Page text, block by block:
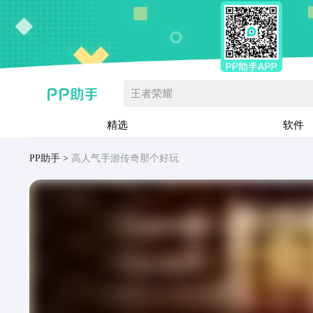
王者荣耀
精选 软件
PP助手 高人气手游传奇那个好玩